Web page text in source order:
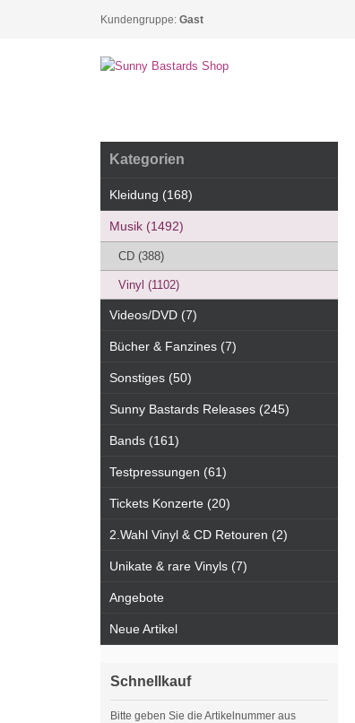
Kundengruppe: Gast
Kategorien
Kleidung (168)
Musik (1492)
CD (388)
Vinyl (1102)
Videos/DVD (7)
Bücher & Fanzines (7)
Sonstiges (50)
Sunny Bastards Releases (245)
Bands (161)
Testpressungen (61)
Tickets Konzerte (20)
2.Wahl Vinyl & CD Retouren (2)
Unikate & rare Vinyls (7)
Angebote
Neue Artikel
Schnellkauf
Bitte geben Sie die Artikelnummer aus